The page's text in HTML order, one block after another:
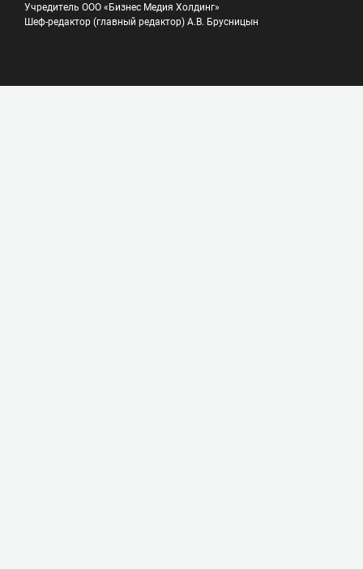
Учредитель ООО «Бизнес Медия Холдинг»
Шеф-редактор (главный редактор) А.В. Брусницын